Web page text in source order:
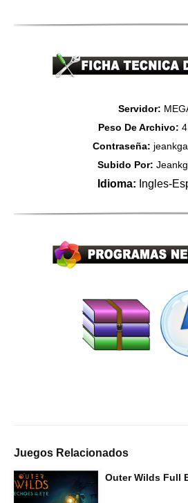
Servidor:
Peso De Archivo:
Contraseña:
Subido Por:
Idioma: Ingles-
Juegos Relacionados
Outer Wilds Full